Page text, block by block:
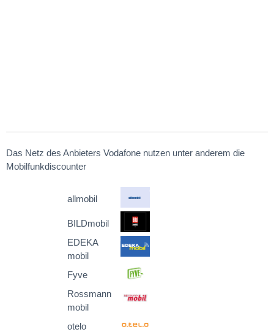
Das Netz des Anbieters Vodafone nutzen unter anderem die
Mobilfunkdiscounter
allmobil
BILDmobil
EDEKA
mobil
Fyve
Rossmann
mobil
otelo